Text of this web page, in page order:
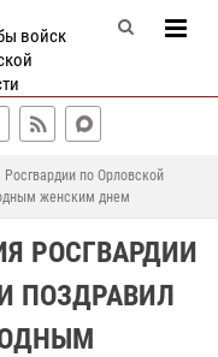
войск
по Орловской
женским днем
РОСГВАРДИИ
ПОЗДРАВИЛ